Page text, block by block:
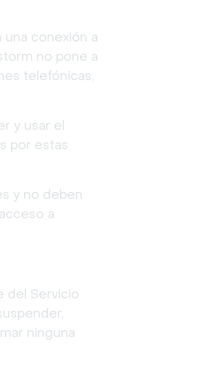
conexión a
no pone a
telefónicas,
y usar el
por estas
y no deben
a
del Servicio
ninguna